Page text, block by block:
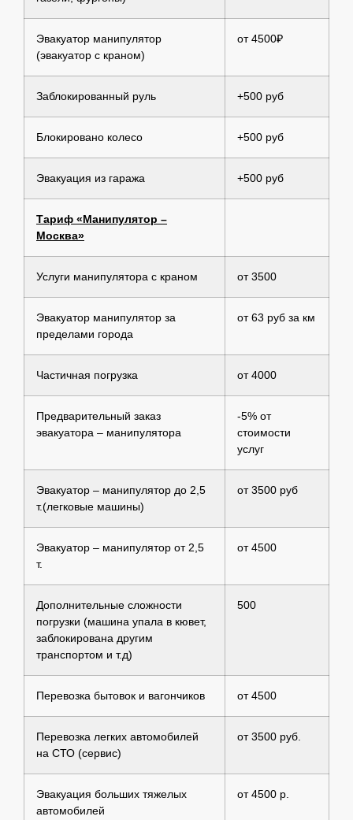
Эвакуатор манипулятор
(эвакуатор с краном)
от 4500₽
Заблокированный руль +500 руб
Блокировано колесо +500 руб
Эвакуация из гаража +500 руб
Тариф «Манипулятор –
Москва»
Услуги манипулятора с краном от 3500
Эвакуатор манипулятор за
пределами города
от 63 руб за км
Частичная погрузка от 4000
Предварительный заказ
эвакуатора – манипулятора
-5% от
стоимости
услуг
Эвакуатор – манипулятор до 2,5
т.(легковые машины)
от 3500 руб
Эвакуатор – манипулятор от 2,5
т.
от 4500
Дополнительные сложности
погрузки (машина упала в кювет,
заблокирована другим
транспортом и т.д)
500
Перевозка бытовок и вагончиков от 4500
Перевозка легких автомобилей
на СТО (сервис)
от 3500 руб.
Эвакуация больших тяжелых
автомобилей
от 4500 р.